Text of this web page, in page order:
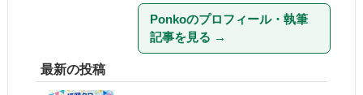
Ponkoのプロフィール・執筆
記事を見る →
最新の投稿